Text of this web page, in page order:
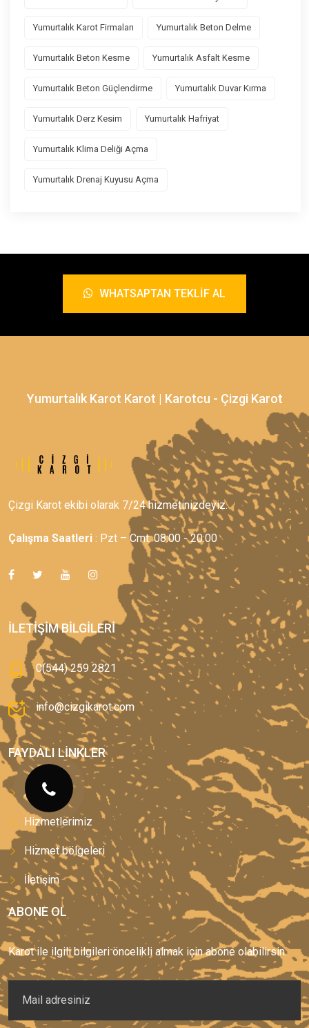
Yumurtalık Karot Firmaları Yumurtalık Beton Delme
Yumurtalık Beton Kesme Yumurtalık Asfalt Kesme
Yumurtalık Beton Güçlendirme Yumurtalık Duvar Kırma
Yumurtalık Derz Kesim Yumurtalık Hafriyat
Yumurtalık Klima Deliği Açma
Yumurtalık Drenaj Kuyusu Açma
WHATSAPTAN TEKLIF AL
Yumurtalık Karot Karot | Karotcu - Çizgi Karot
Çizgi Karot ekibi olarak 7/24 hizmetinizdeyiz.
Çalışma Saatleri : Pzt – Cmt: 08:00 - 20:00
İLETIŞIM BILGILERI
0(544) 259 2821
info@cizgikarot.com
FAYDALI LINKLER
Anasayfa
Hizmetlerimiz
Hizmet bölgeleri
İletişim
ABONE OL
Karot ile ilgili bilgileri öncelikli almak için abone olabilirsin.